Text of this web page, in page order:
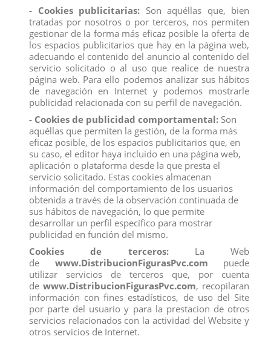
LABRADOR RETRIEVER
View
BRONTOSAURIO
View
CABALLO LUSIANO
View
YEGUA KNABSTRUPPER
View
- Cookies publicitarias: Son aquéllas que, bien
tratadas por nosotros o por terceros, nos permiten
gestionar de la forma más eficaz posible la oferta de
los espacios publicitarios que hay en la página web,
adecuando el contenido del anuncio al contenido del
servicio solicitado o al uso que realice de nuestra
página web. Para ello podemos analizar sus hábitos
de navegación en Internet y podemos mostrarle
publicidad relacionada con su perfil de navegación.
- Cookies de publicidad comportamental: Son
aquéllas que permiten la gestión, de la forma más
eficaz posible, de los espacios publicitarios que, en
su caso, el editor haya incluido en una página web,
aplicación o plataforma desde la que presta el
servicio solicitado. Estas cookies almacenan
información del comportamiento de los usuarios
obtenida a través de la observación continuada de
sus hábitos de navegación, lo que permite
desarrollar un perfil específico para mostrar
publicidad en función del mismo.
Cookies de terceros:La Web
de www.DistribucionFigurasPvc.com puede
utilizar servicios de terceros que, por cuenta
de www.DistribucionFigurasPvc.com, recopilaran
información con fines estadísticos, de uso del Site
por parte del usuario y para la prestacion de otros
servicios relacionados con la actividad del Website y
otros servicios de Internet.